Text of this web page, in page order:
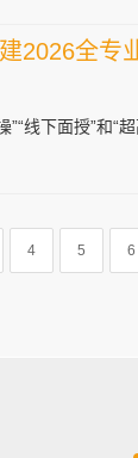
2026全专
线下面授”和“
4 5 6